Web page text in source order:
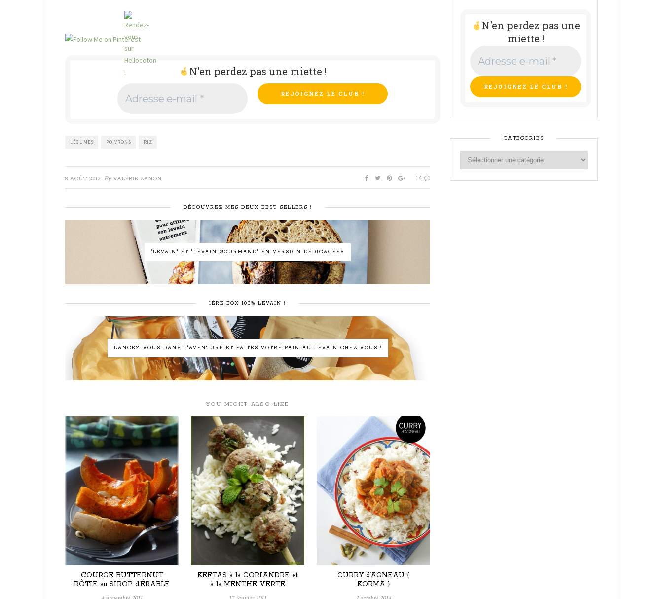
N'en perdez pas une miette !
e-
LÉGUMES POIVRONS RIZ
8 AOÛT 2012 By VALÉRIE ZANON 14
DÉCOUVREZ MES DEUX BEST SELLERS !
"LEVAIN" ET "LEVAIN GOURMAND" EN VERSION DÉDICACÉES
1ÈRE BOX 100% LEVAIN !
LANCEZ-VOUS DANS L'AVENTURE ET FAITES VOTRE PAIN AU LEVAIN CHEZ VOUS !
YOU MIGHT ALSO LIKE
COURGE BUTTERNUT
RÔTIE au SIROP d’ÉRABLE
KEFTAS à la CORIANDRE et
à la MENTHE VERTE
CURRY d’AGNEAU {
KORMA }
N'en perdez pas une
miette !
e-
mail
*
CATÉGORIES